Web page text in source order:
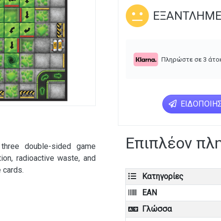
double-sided game
radioactive waste, and
cards.
Πληρώστε σε 3
Επιπλέον
Κατηγορίες
EAN
Γλώσσα